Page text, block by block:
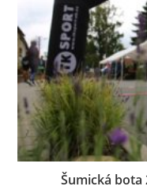
Šumická bota